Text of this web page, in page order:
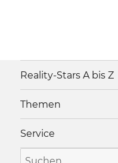
Reality-Stars A bis Z
Themen
Service
Suche